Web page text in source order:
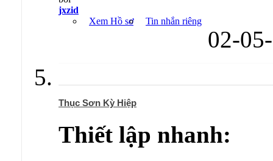
jxzid
Xem Hồ sơ
Tin nhắn riêng
02-
Thục Sơn Kỳ Hiệp
Thiết lập nhanh: